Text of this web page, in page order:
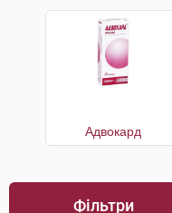
Адвокард
Фільтри